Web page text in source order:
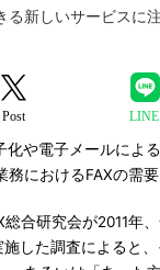
る新しいサービスに
Post LINE
や電子メールによ
務におけるFAXの需要
合研究会が2011年
した調査によると